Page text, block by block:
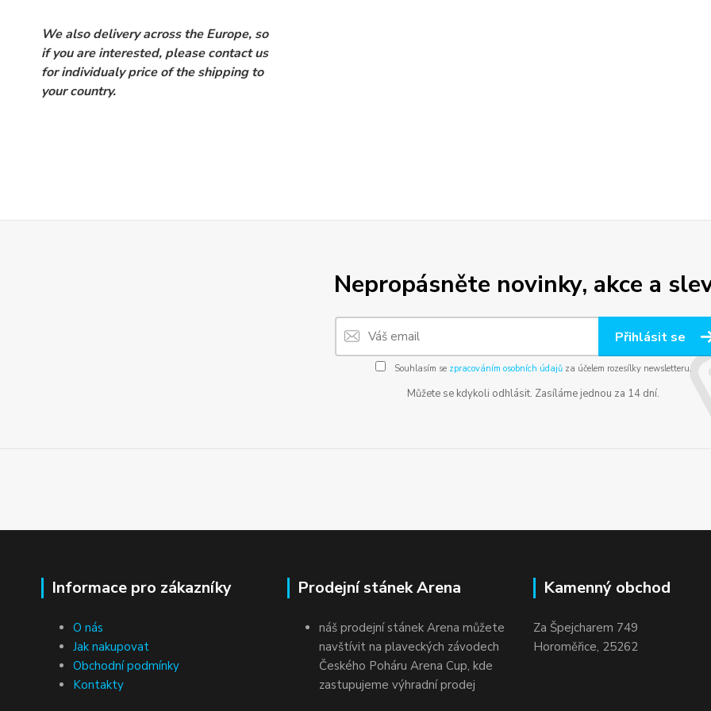
We also delivery across the Europe, so
if you are interested, please contact us
for individualy price of the shipping to
your country.
Nepropásněte novinky, akce a
Přihlásit se
Souhlasím se zpracováním osobních údajůza účelem rozesílky newsletteru.
Můžete se kdykoli odhlásit. Zasíláme jednou za 14 dní.
Informace pro zákazníky
O nás
Jak nakupovat
Obchodní podmínky
Kontakty
Prodejní stánek Arena
náš prodejní stánek Arena můžete
navštívit na plaveckých závodech
Českého Poháru Arena Cup, kde
zastupujeme výhradní prodej
Kamenný obchod
Za Špejcharem 749
Horoměřice, 25262